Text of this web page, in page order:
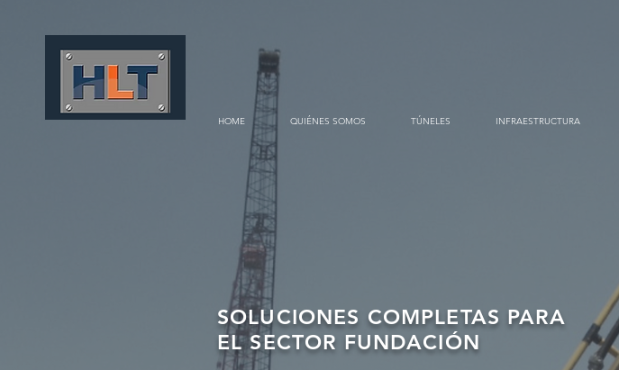
HOME QUIÉNES SOMOS TÚNELES INFRAESTRUCTURA
SOLUCIONES COMPLETAS PARA
EL SECTOR FUNDACIÓN